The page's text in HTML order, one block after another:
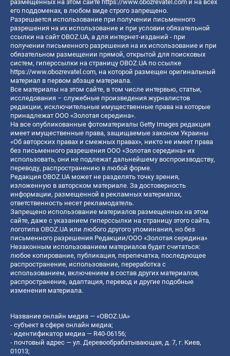
размещенных на этом сайте https://www.obozrevatel.com и на всех
его поддоменах, в любом виде строго запрещено.
Разрешается использование при получении письменного
разрешения на их использование и при условии обязательной
ссылки на сайт OBOZ.UA, а для интернет-изданий - при
получении письменного разрешения на их использование и при
обязательном размещении прямой, открытой для поисковых
систем, гиперссылки на страницу OBOZ.UA по ссылке
https://www.obozrevatel.com, на которой размещен оригинальный
материал в первом абзаце материала.
Все материалы на этом сайте, в том числе интервью, статьи,
исследования – служебные произведения журналистов
редакции, исключительные имущественные права на которые
принадлежат ООО «Золотая середина».
На все опубликованные фотоматериалы Getty Images редакция
имеет имущественные права, защищаемые законом Украины
«Об авторских правах и смежных правах», никто не имеет права
без письменного разрешения ООО «Золотая середина» их
использовать, они не подлежат дальнейшему воспроизводству,
переводу, распространению в любой форме.
Редакция OBOZ.UA может не разделять точку зрения,
изложенную в авторском материале. За достоверность
информации, размещенной в рекламных материалах,
ответственность несет рекламодатель.
Запрещено использование материалов размещенных на этом
сайте, даже с указанием гиперссылки на страницу этого сайта,
логотипа OBOZ.UA или любого другого упоминания, но без
письменного разрешения Редакции/ООО «Золотая середина»
Незаконным использованием материалов будет считаться:
любое копирование, публикация, перепечатка, последующее
распространение, использование, переработка с
использованием, включением в состав других материалов,
распространение, адаптация, перевод и другие подобные
изменения материала.
Название онлайн медиа — «OBOZ.UA»
- субъект в сфере онлайн медиа;
- идентификатор медиа — R40-06156;
- почтовый адрес — ул. Деревообрабатывающая, д. 7, г. Киев,
01013;